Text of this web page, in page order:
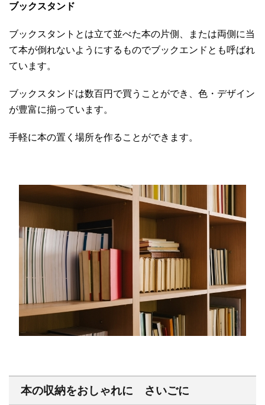
ブックスタンド
ブックスタントとは立て並べた本の片側、または両側に当
て本が倒れないようにするものでブックエンドとも呼ばれ
ています。
ブックスタンドは数百円で買うことができ、色・デザイン
が豊富に揃っています。
手軽に本の置く場所を作ることができます。
本の収納をおしゃれに さいごに